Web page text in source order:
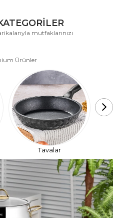
mutfaklarınızı
Ürünler
Tavalar